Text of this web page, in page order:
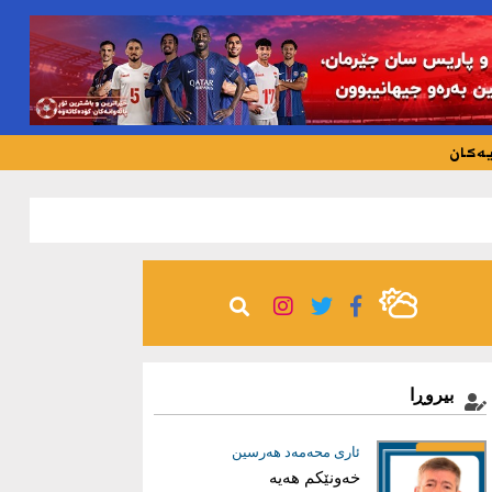
بیروڕا
ئاری محەمەد هەرسین
خەونێکم هەیە
عیماد ئه‌حمه‌د
بریاری دروست؛ بناغەی